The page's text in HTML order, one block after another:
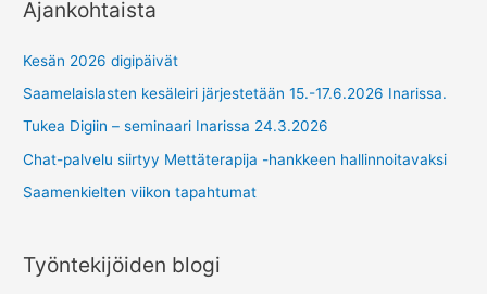
Ajankohtaista
Kesän 2026 digipäivät
Saamelaislasten kesäleiri järjestetään 15.-17.6.2026 Inarissa.
Tukea Digiin – seminaari Inarissa 24.3.2026
Chat-palvelu siirtyy Mettäterapija -hankkeen hallinnoitavaksi
Saamenkielten viikon tapahtumat
Työntekijöiden blogi